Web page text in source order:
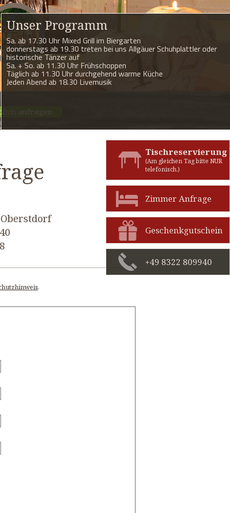
Unser Programm
Sa. ab 17.30 Uhr Mixed Grill im Biergarten
donnerstags ab 19.30 treten bei uns Allgäuer Schuhplattler oder
historische Tänzer auf
Sa. + So. ab 11.30 Uhr Frühschoppen
Täglich ab 11.30 Uhr durchgehend warme Küche
Jeden Abend ab 18.30 Livemusik
Tischreservierung
(Am gleichen Tag bitte NUR
telefonisch.)
Zimmer Anfrage
Geschenkgutschein
+49 8322 809940
.